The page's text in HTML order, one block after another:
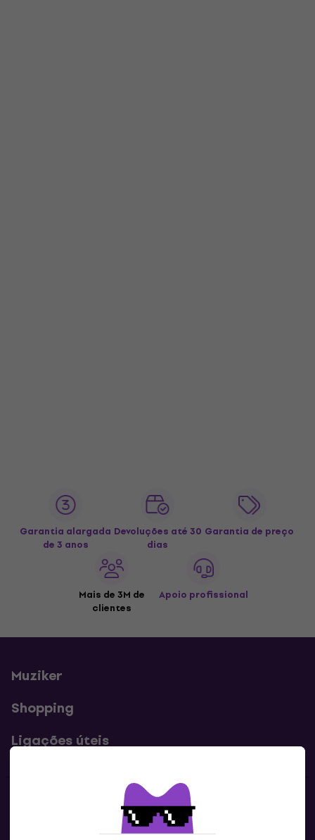
Garantia alargada
de 3 anos
Devoluções até 30
dias
Garantia de preço
Mais de 3M de
clientes
Apoio profissional
Muziker
Shopping
Ligações úteis
Contatos